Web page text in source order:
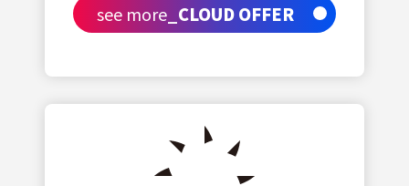
see more _CLOUD OFFER